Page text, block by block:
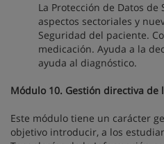
La Protección de Datos de
aspectos sectoriales y
Seguridad del paciente.
medicación. Ayuda a la
ayuda al diagnóstico.
Módulo 10. Gestión directiva de
Este módulo tiene un carácter
objetivo introducir, a los